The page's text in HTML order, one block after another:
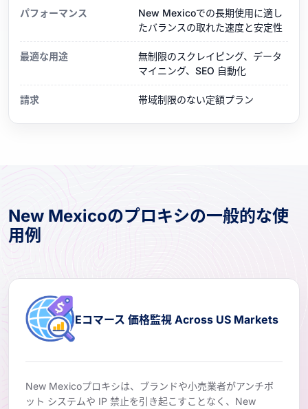
パフォーマンス
New Mexicoでの長期使用に適し
たバランスの取れた速度と安定性
最適な用途
無制限のスクレイピング、データ
マイニング、SEO 自動化
請求 帯域制限のない定額プラン
New Mexicoのプロキシの一般的な使
用例
Eコマース 価格監視 Across US Markets
New Mexicoプロキシは、ブランドや小売業者がアンチボ
ット システムや IP 禁止を引き起こすことなく、New